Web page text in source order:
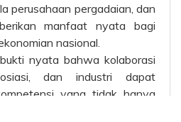
perusahaan pergadaian, dan
manfaat nyata bagi
nasional.
nyata bahwa kolaborasi
dan industri dapat
yang tidak hanya